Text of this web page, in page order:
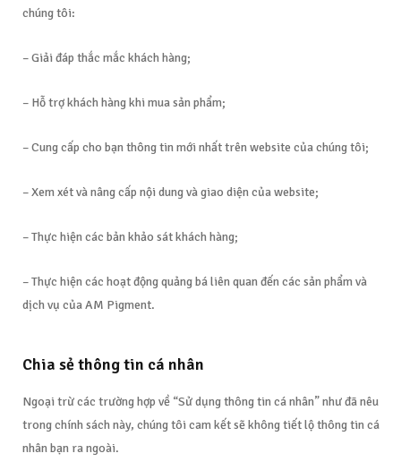
chúng tôi:
– Giải đáp thắc mắc khách hàng;
– Hỗ trợ khách hàng khi mua sản phẩm;
– Cung cấp cho bạn thông tin mới nhất trên website của chúng tôi;
– Xem xét và nâng cấp nội dung và giao diện của website;
– Thực hiện các bản khảo sát khách hàng;
– Thực hiện các hoạt động quảng bá liên quan đến các sản phẩm và
dịch vụ của AM Pigment.
Chia sẻ thông tin cá nhân
Ngoại trừ các trường hợp về “Sử dụng thông tin cá nhân” như đã nêu
trong chính sách này, chúng tôi cam kết sẽ không tiết lộ thông tin cá
nhân bạn ra ngoài.